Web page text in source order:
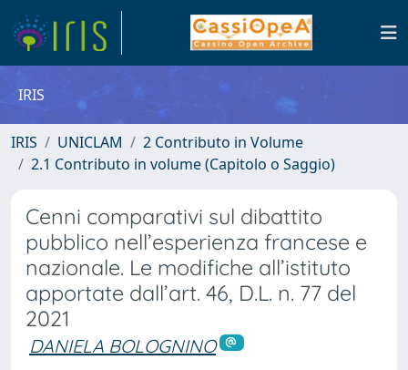
IRIS
IRIS UNICLAM
2 Contributo in Volume
2.1 Contributo in volume (Capitolo o Saggio)
Cenni comparativi sul dibattito
pubblico nell’esperienza francese e
nazionale. Le modifiche all’istituto
apportate dall’art. 46, D.L. n. 77 del
2021
DANIELA BOLOGNINO